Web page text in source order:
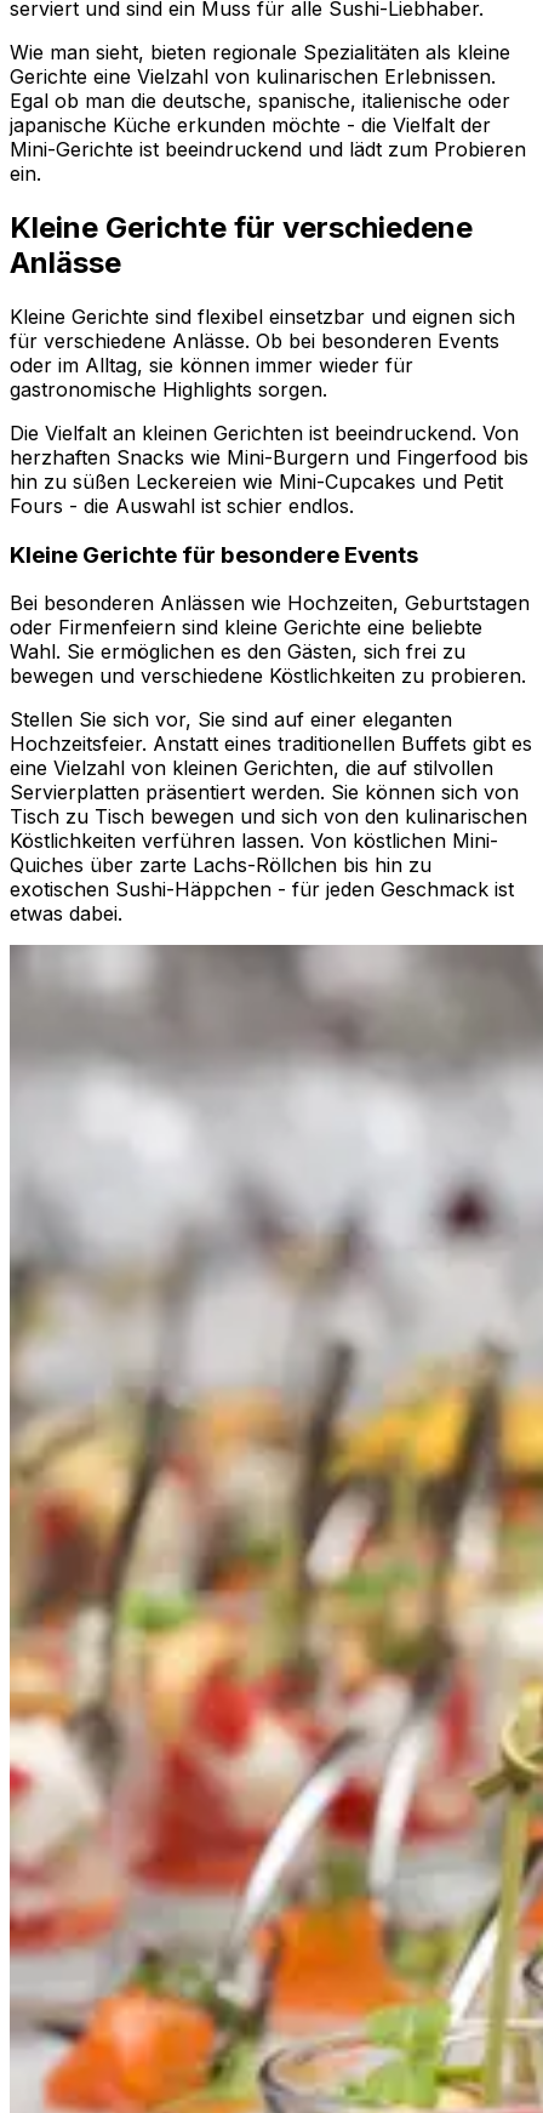
serviert und sind ein Muss für alle Sushi-Liebhaber.
Wie man sieht, bieten regionale Spezialitäten als kleine
Gerichte eine Vielzahl von kulinarischen Erlebnissen.
Egal ob man die deutsche, spanische, italienische oder
japanische Küche erkunden möchte - die Vielfalt der
Mini-Gerichte ist beeindruckend und lädt zum Probieren
ein.
Kleine Gerichte für verschiedene
Anlässe
Kleine Gerichte sind flexibel einsetzbar und eignen sich
für verschiedene Anlässe. Ob bei besonderen Events
oder im Alltag, sie können immer wieder für
gastronomische Highlights sorgen.
Die Vielfalt an kleinen Gerichten ist beeindruckend. Von
herzhaften Snacks wie Mini-Burgern und Fingerfood bis
hin zu süßen Leckereien wie Mini-Cupcakes und Petit
Fours - die Auswahl ist schier endlos.
Kleine Gerichte für besondere Events
Bei besonderen Anlässen wie Hochzeiten, Geburtstagen
oder Firmenfeiern sind kleine Gerichte eine beliebte
Wahl. Sie ermöglichen es den Gästen, sich frei zu
bewegen und verschiedene Köstlichkeiten zu probieren.
Stellen Sie sich vor, Sie sind auf einer eleganten
Hochzeitsfeier. Anstatt eines traditionellen Buffets gibt es
eine Vielzahl von kleinen Gerichten, die auf stilvollen
Servierplatten präsentiert werden. Sie können sich von
Tisch zu Tisch bewegen und sich von den kulinarischen
Köstlichkeiten verführen lassen. Von köstlichen Mini-
Quiches über zarte Lachs-Röllchen bis hin zu
exotischen Sushi-Häppchen - für jeden Geschmack ist
etwas dabei.